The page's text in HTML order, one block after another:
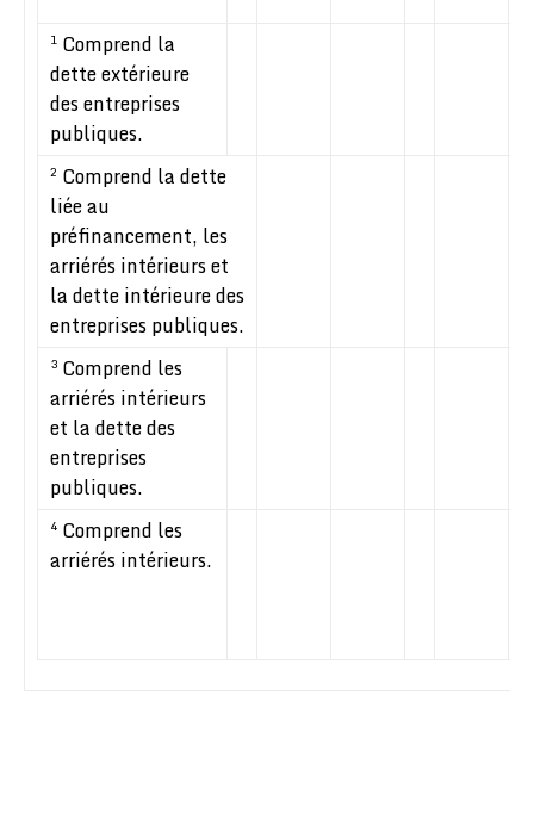
1 Comprend la
dette extérieure
des entreprises
publiques.
2 Comprend la dette
liée au
préfinancement, les
arriérés intérieurs et
la dette intérieure des
entreprises publiques.
3 Comprend les
arriérés intérieurs
et la dette des
entreprises
publiques.
4 Comprend les
arriérés intérieurs.